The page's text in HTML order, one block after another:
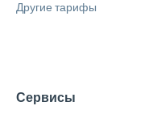
Другие тарифы
Сервисы